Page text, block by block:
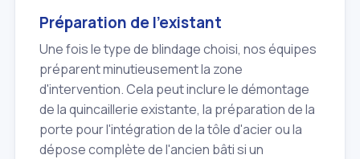
Préparation de l'existant
Une fois le type de blindage choisi, nos équipes
préparent minutieusement la zone
d'intervention. Cela peut inclure le démontage
de la quincaillerie existante, la préparation de la
porte pour l'intégration de la tôle d'acier ou la
dépose complète de l'ancien bâti si un